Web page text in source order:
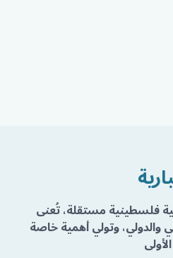
فلسطينية مستقلة، تُعنى
والدولي، وتولي أهمية خاصة